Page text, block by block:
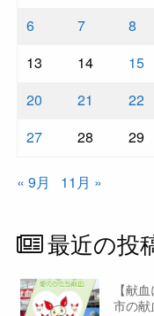
6
7 8
13
14 15
20
21 22
27
28 29
« 9月 11月 »
最近の投
【献
市の